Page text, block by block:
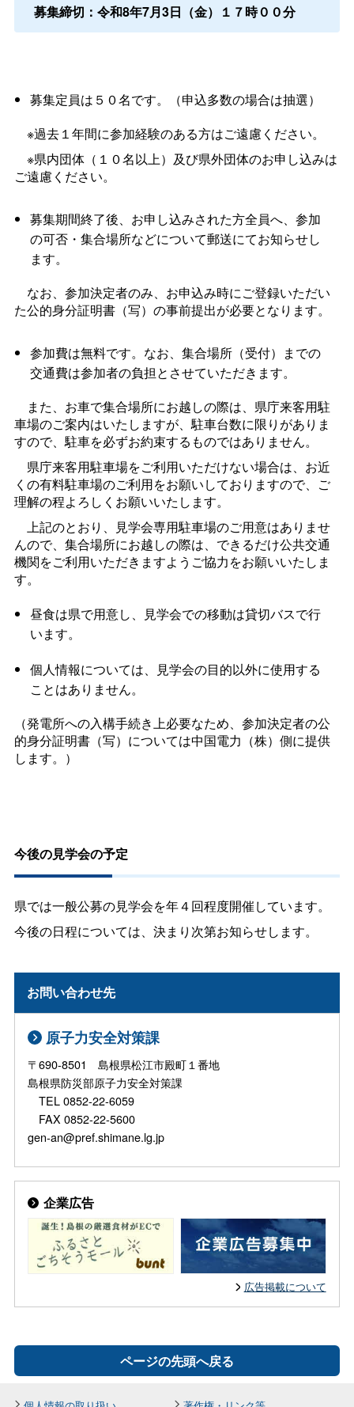
募集締切：令和8年7月3日（金）１７時００分
募集定員は５０名です。（申込多数の場合は抽選）
※過去１年間に参加経験のある方はご遠慮ください。
※県内団体（１０名以上）及び県外団体のお申し込みは
ご遠慮ください。
募集期間終了後、お申し込みされた方全員へ、参加
の可否・集合場所などについて郵送にてお知らせし
ます。
なお、参加決定者のみ、お申込み時にご登録いただい
た公的身分証明書（写）の事前提出が必要となります。
参加費は無料です。なお、集合場所（受付）までの
交通費は参加者の負担とさせていただきます。
また、お車で集合場所にお越しの際は、県庁来客用駐
車場のご案内はいたしますが、駐車台数に限りがありま
すので、駐車を必ずお約束するものではありません。
県庁来客用駐車場をご利用いただけない場合は、お近
くの有料駐車場のご利用をお願いしておりますので、ご
理解の程よろしくお願いいたします。
上記のとおり、見学会専用駐車場のご用意はありませ
んので、集合場所にお越しの際は、できるだけ公共交通
機関をご利用いただきますようご協力をお願いいたしま
す。
昼食は県で用意し、見学会での移動は貸切バスで行
います。
個人情報については、見学会の目的以外に使用する
ことはありません。
（発電所への入構手続き上必要なため、参加決定者の公
的身分証明書（写）については中国電力（株）側に提供
します。）
今後の見学会の予定
県では一般公募の見学会を年４回程度開催しています。
今後の日程については、決まり次第お知らせします。
お問い合わせ先
原子力安全対策課
〒690-8501 島根県松江市殿町１番地
島根県防災部原子力安全対策課
TEL 0852-22-6059
FAX 0852-22-5600
gen-an@pref.shimane.lg.jp
企業広告
広告掲載について
ページの先頭へ戻る